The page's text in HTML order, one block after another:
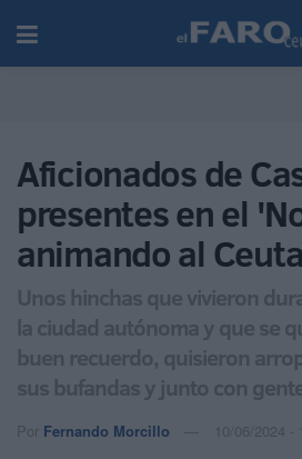
Aficionados de
presentes en el
animando al Ceuta
Unos hinchas que vivieron
la ciudad autónoma y que se
buen recuerdo, quisieron
sus bufandas y junto con
Por Fernando Morcillo 10/06/2024 -